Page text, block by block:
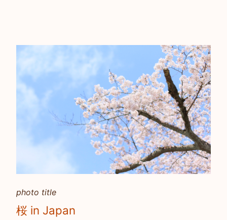
桜 in Japan